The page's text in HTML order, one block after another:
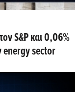
S&P και 0,06%
energy sector